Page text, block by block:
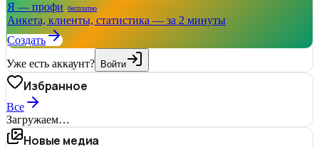
Я — профи бесплатно
Анкета, клиенты, статистика — за 2 минуты
Создать
Уже есть аккаунт? Войти
Избранное
Все
Загружаем…
Новые медиа